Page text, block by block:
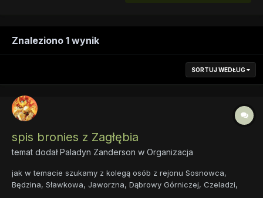
Znaleziono 1 wynik
SORTUJ WEDŁUG
spis bronies z Zagłębia
temat dodałPaladyn Zanderson w Organizacja
jak w temacie szukamy z kolegą osób z rejonu Sosnowca,
Będzina, Sławkowa, Jaworzna, Dąbrowy Górniczej, Czeladzi,